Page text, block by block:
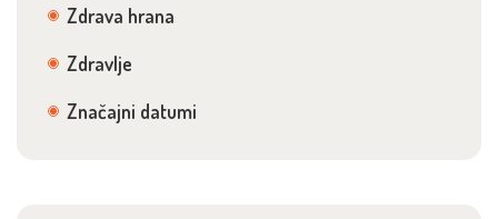
Zdrava hrana
Zdravlje
Značajni datumi